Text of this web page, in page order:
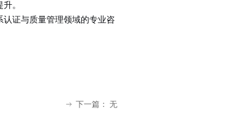
。
认证与质量管理领域的专业咨
ꁹ 下一篇： 无